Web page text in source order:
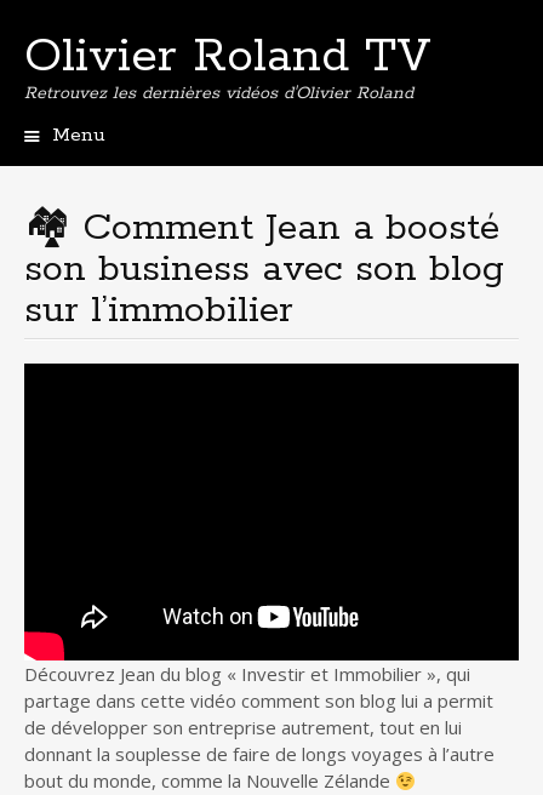
Olivier Roland TV
Retrouvez les dernières vidéos d'Olivier Roland
Menu
contenu
principal
🏘 Comment Jean a boosté
son business avec son blog
sur l’immobilier
Découvrez Jean du blog « Investir et Immobilier », qui
partage dans cette vidéo comment son blog lui a permit
de développer son entreprise autrement, tout en lui
donnant la souplesse de faire de longs voyages à l’autre
bout du monde, comme la Nouvelle Zélande